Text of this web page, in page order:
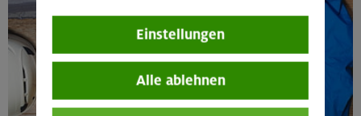
Einstellungen
Alle ablehnen